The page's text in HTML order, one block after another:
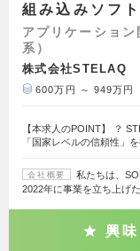
組み込みソフ
アプリケーショ
系）
株式会社STELAQ
600万円 ～ 949万円
【本求人のPOINT】 ？
「国家レベルの信頼性」
会社概要
私たちは、
2022年に事業を立ち上げ
興味